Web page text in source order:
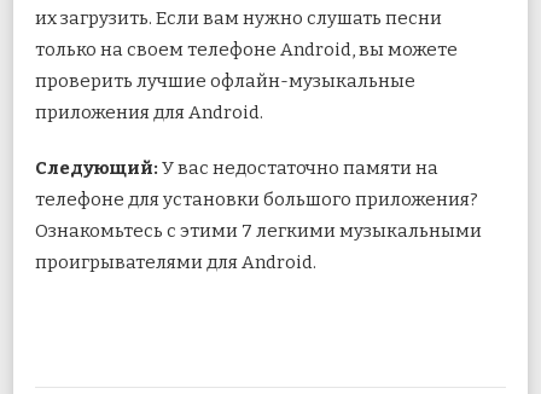
их загрузить. Если вам нужно слушать песни
только на своем телефоне Android, вы можете
проверить лучшие офлайн-музыкальные
приложения для Android.
Следующий: У вас недостаточно памяти на
телефоне для установки большого приложения?
Ознакомьтесь с этими 7 легкими музыкальными
проигрывателями для Android.